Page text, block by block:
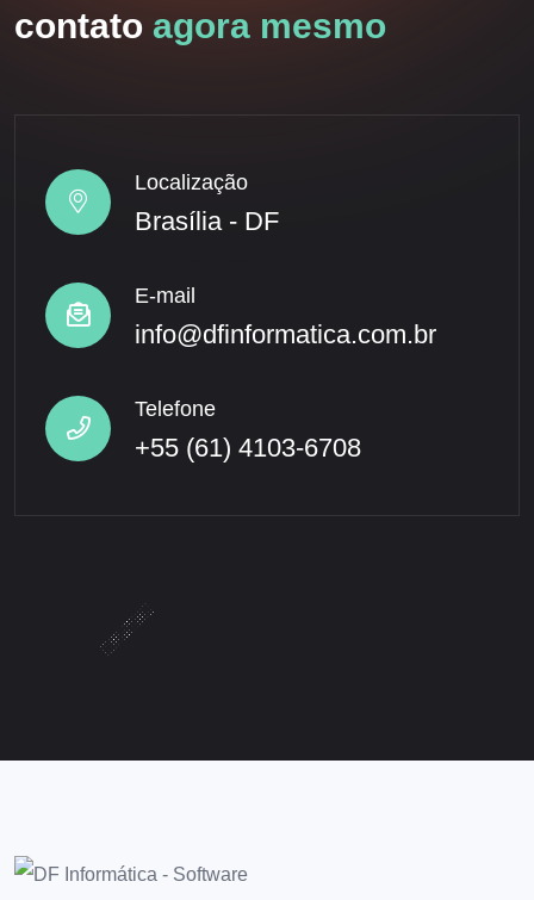
contato agora mesmo
Localização
Brasília - DF
E-mail
info@dfinformatica.com.br
Telefone
+55 (61) 4103-6708